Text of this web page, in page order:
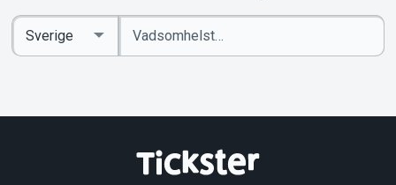
Ange
sökord
Select
Country